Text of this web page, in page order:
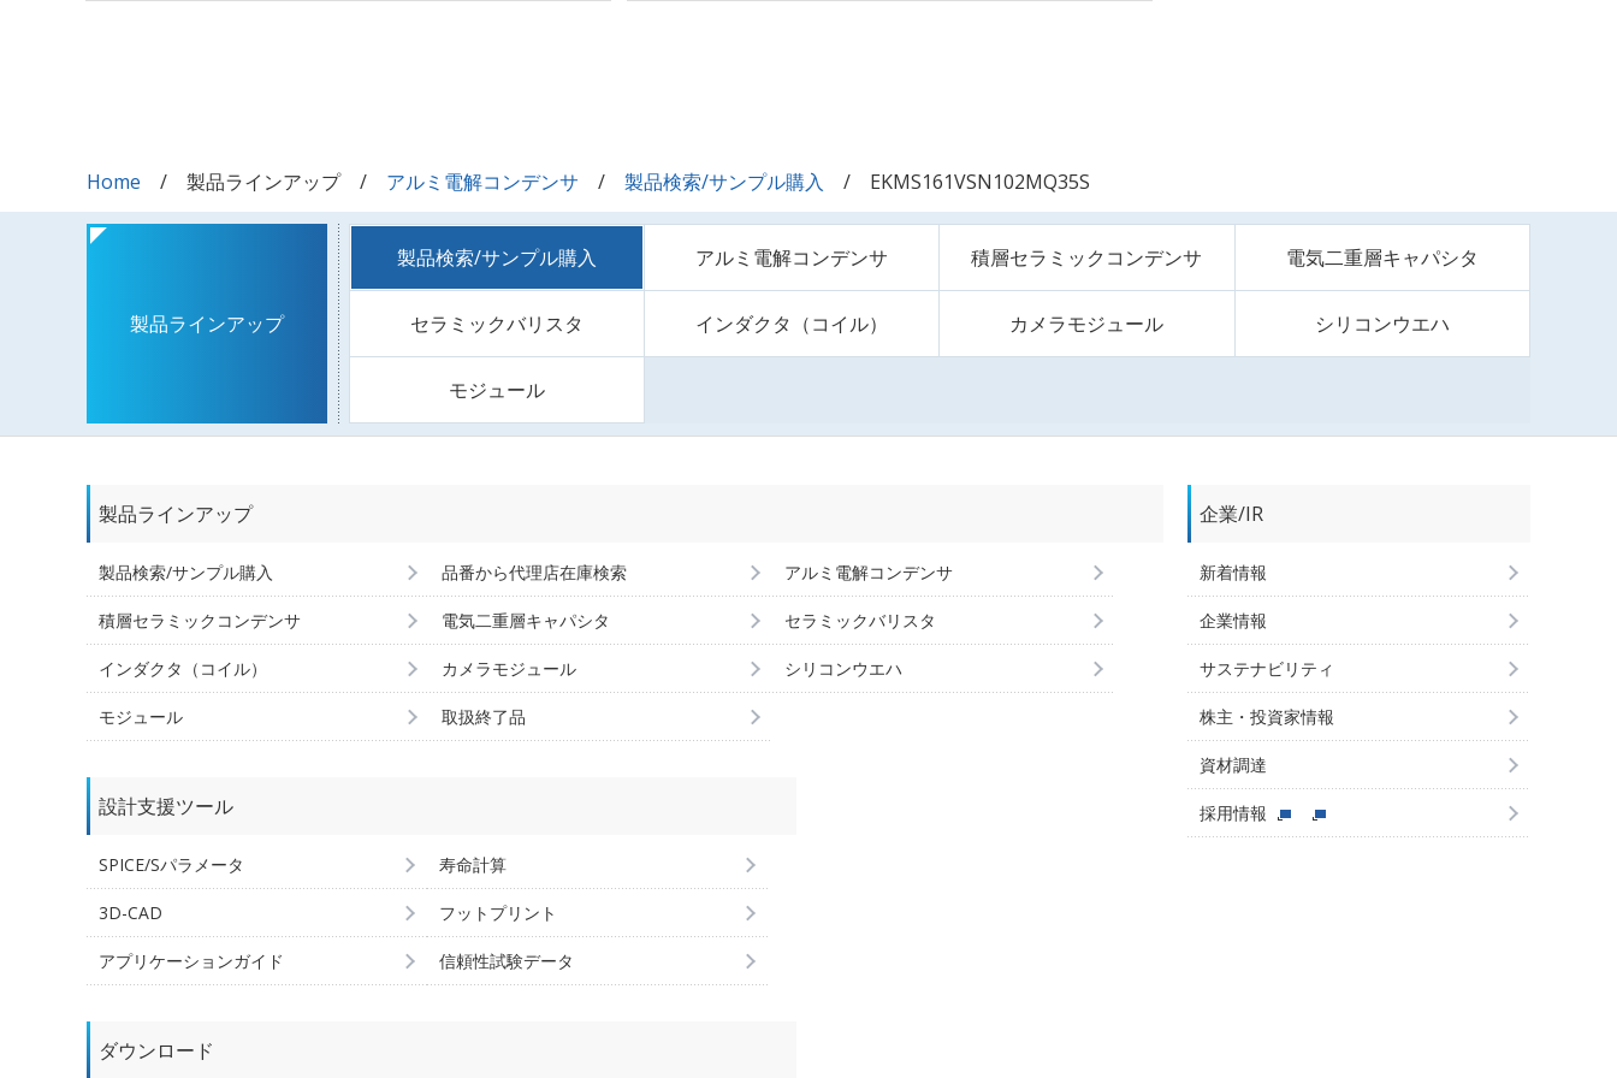
Home 製品ラインアップ アルミ電解コンデンサ 製品検索/サンプル購入 EKMS161VSN102MQ35S
製品ラインアップ
製品検索/サンプル購入 アルミ電解コンデンサ 積層セラミックコンデンサ 電気二重層キャパシタ
セラミックバリスタ インダクタ（コイル） カメラモジュール シリコンウエハ
モジュール
製品ラインアップ
製品検索/サンプル購入 品番から代理店在庫検索 アルミ電解コンデンサ
積層セラミックコンデンサ 電気二重層キャパシタ セラミックバリスタ
インダクタ（コイル） カメラモジュール シリコンウエハ
モジュール 取扱終了品
設計支援ツール
SPICE/Sパラメータ 寿命計算
3D-CAD フットプリント
アプリケーションガイド 信頼性試験データ
ダウンロード
企業/IR
新着情報
企業情報
サステナビリティ
株主・投資家情報
資材調達
採用情報